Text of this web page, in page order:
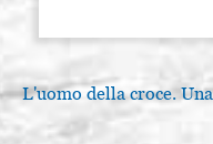
L'uomo della croce.